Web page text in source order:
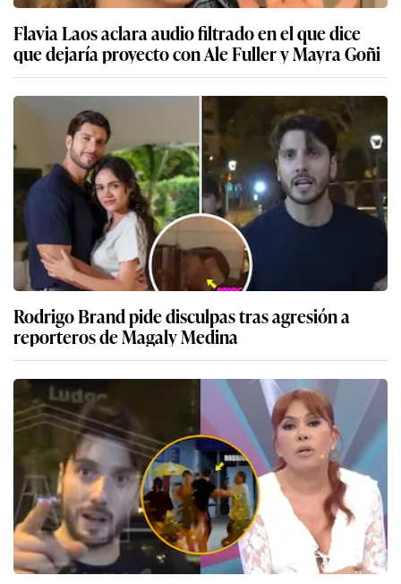
Flavia Laos aclara audio filtrado en el que dice
que dejaría proyecto con Ale Fuller y Mayra Goñi
Rodrigo Brand pide disculpas tras agresión a
reporteros de Magaly Medina